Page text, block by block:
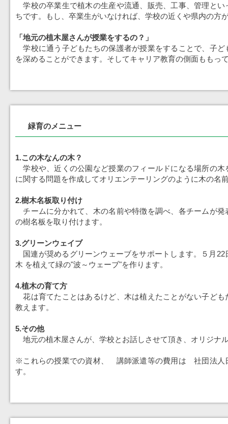
学校の卒業生で植木の生産や流通、販売、工事、管理とい
ちです。もし、卒業生がいなければ、学校の近くや県内の方
「地元の植木屋さんが授業をするの？」
学校に通う子どもたちの保護者が授業をすることで、子ど
を深めることができます。そしてキャリア教育の側面ももっ
緑育のメニュー
1.この木なんの木？
学校や、近くの公園など授業のフィールドになる場所の木
に関する問題を作成してオリエンテーリングのように木の名
2.樹木名板取り付け
チームに分かれて、木の名前や特徴を調べ、各チームが発
の樹名板を取り付けます。
3.グリーンウェイブ
国連が奨めるグリーンウェーブをサポートします。５月22
木 を植えて緑の"波～ウェーブ"を作ります。
4.植木の育て方
花は育てたことはあるけど、木は植えたことがない子ども
教えます。
5.その他
地元の植木屋さんが、学校とお話しさせて頂き、オリジナ
※これらの授業での資材、 講師派遣等の費用は 社団法人
す。